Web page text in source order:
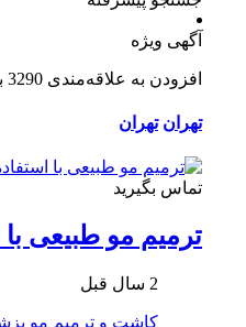
آگهی ویژه
افزودن به علاقه‌مندی 3290 بازدید
تهران تهران
تماس بگیرید
ترمیم مو طبیعی با
2 سال قبل
کاشت و ترمیم مو